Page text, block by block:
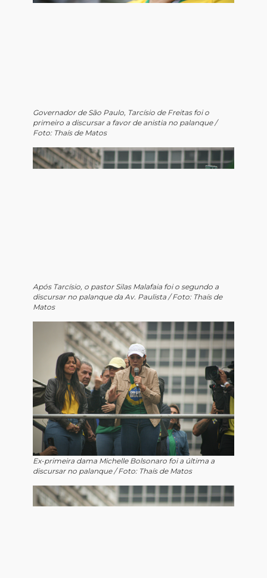
Governador de São Paulo, Tarcísio de Freitas foi o
primeiro a discursar a favor de anistia no palanque /
Foto: Thaís de Matos
Após Tarcísio, o pastor Silas Malafaia foi o segundo a
discursar no palanque da Av. Paulista / Foto: Thaís de
Matos
Ex-primeira dama Michelle Bolsonaro foi a última a
discursar no palanque / Foto: Thaís de Matos